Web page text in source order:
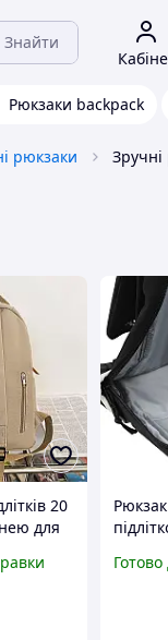
Знайти
Рюкзаки backpack
рюкзаки
20
для